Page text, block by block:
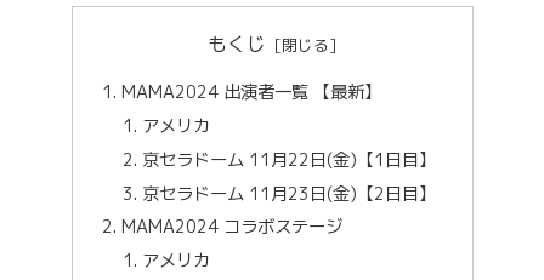
もくじ
MAMA2024 出演者一覧 【最新】
アメリカ
京セラドーム 11月22日(金)【1日目】
京セラドーム 11月23日(金)【2日目】
MAMA2024 コラボステージ
アメリカ